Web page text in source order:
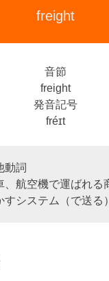
freight
音節
freight
発音記号
fréɪt
動詞
、航空機で運ばれる
すシステム（で送る）